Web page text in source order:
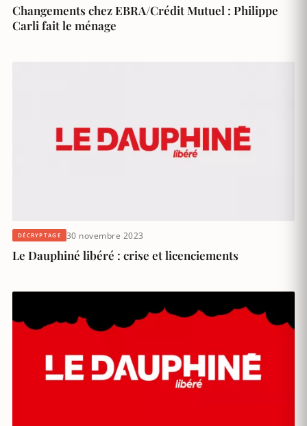
Changements chez EBRA/Crédit Mutuel : Philippe
Carli fait le ménage
DÉCRYPTAGE 30 novembre 2023
Le Dauphiné libéré : crise et licenciements